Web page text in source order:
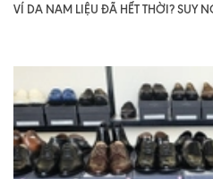
VÍ DA NAM LIỆU ĐÃ HẾT THỜI? SUY